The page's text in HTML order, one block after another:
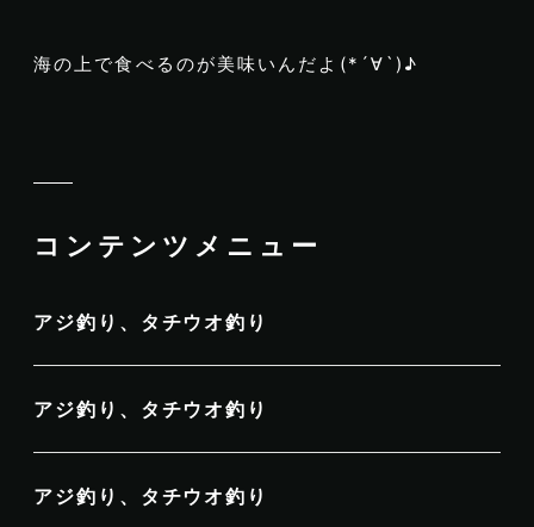
海の上で食べるのが美味いんだよ(*´∀`)♪
コンテンツメニュー
アジ釣り、タチウオ釣り
アジ釣り、タチウオ釣り
アジ釣り、タチウオ釣り